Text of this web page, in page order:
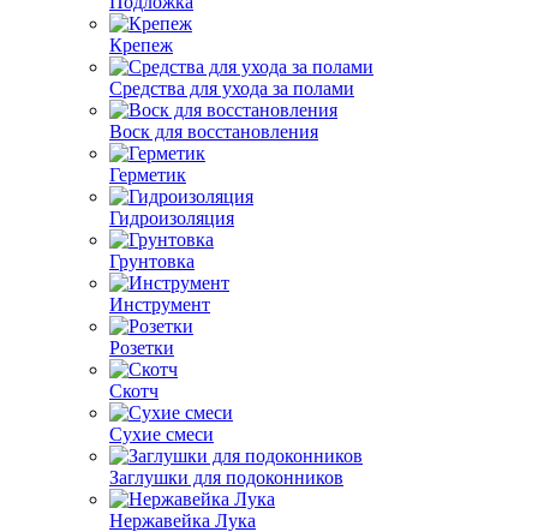
Крепеж
Средства для ухода за полами
Воск для восстановления
Герметик
Гидроизоляция
Грунтовка
Инструмент
Розетки
Скотч
Сухие смеси
Заглушки для подоконников
Нержавейка Лука